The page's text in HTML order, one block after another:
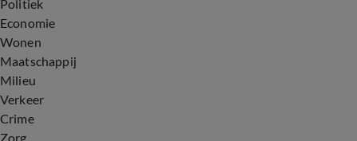
Politiek
Economie
Wonen
Maatschappij
Milieu
Verkeer
Crime
Zorg